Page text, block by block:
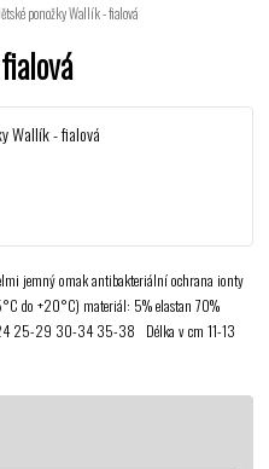
ponožky Wallík - fialová
jemný omak antibakteriální ochrana ionty
do +20°C) materiál: 5% elastan 70%
25-29 30-34 35-38 Délka v cm 11-13